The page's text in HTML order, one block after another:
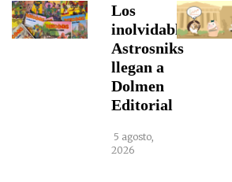
Los
inolvidables
Astrosniks
llegan a
Dolmen
Editorial
5 agosto,
2026